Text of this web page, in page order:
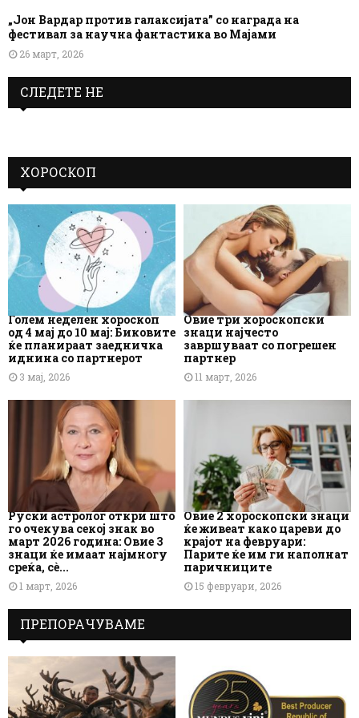
„Јон Вардар против галаксијата” со награда на
фестивал за научна фантастика во Мајами
26 март, 2026
СЛЕДЕТЕ НЕ
ХОРОСКОП
Голем неделен хороскоп
од 4 мај до 10 мај: Биковите
ќе планираат заедничка
иднина со партнерот
3 мај, 2026
Овие три хороскопски
знаци најчесто
завршуваат со погрешен
партнер
11 март, 2026
Руски астролог откри што
го очекува секој знак во
март 2026 година: Овие 3
знаци ќе имаат најмногу
среќа, сè...
1 март, 2026
Овие 2 хороскопски знаци
ќе живеат како цареви до
крајот на февруари:
Парите ќе им ги наполнат
паричниците
15 февруари, 2026
ПРЕПОРАЧУВАМЕ